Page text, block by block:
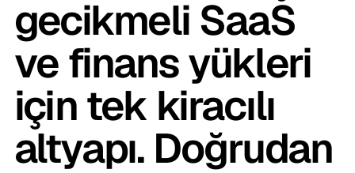
gecikmeli SaaS
ve finans yükleri
için tek kiracılı
altyapı. Doğrudan